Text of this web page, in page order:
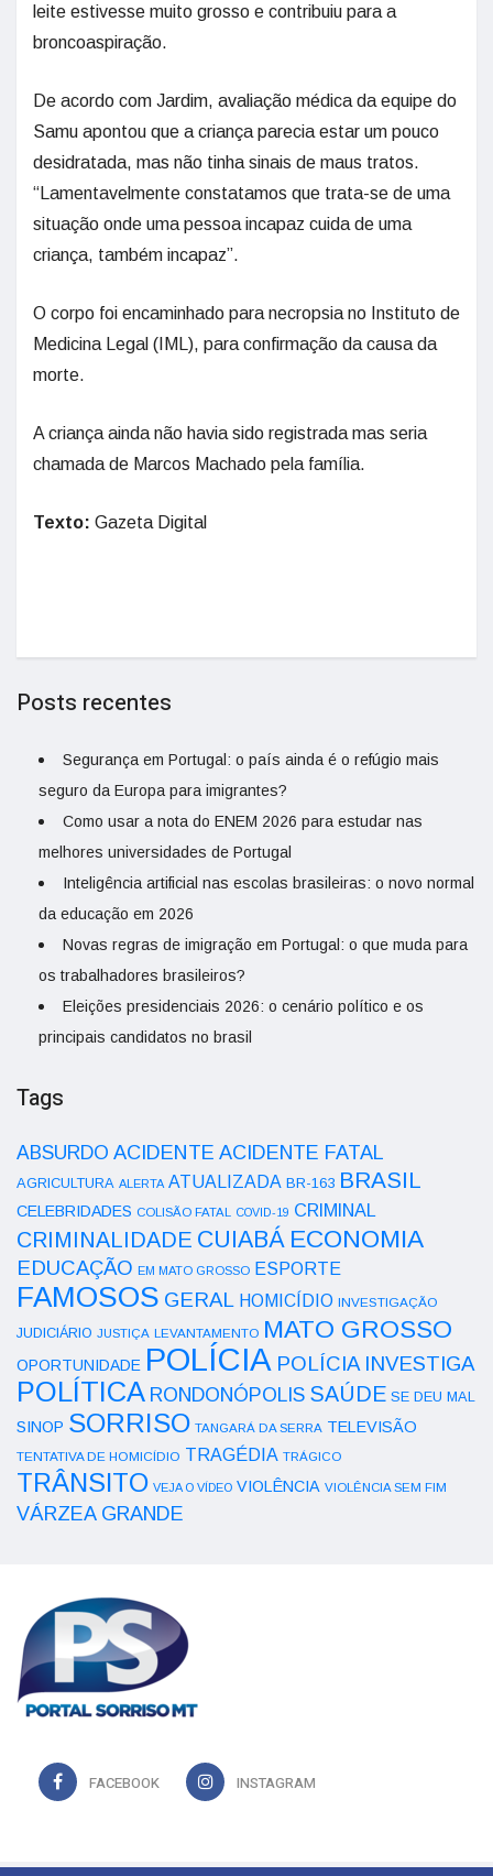
leite estivesse muito grosso e contribuiu para a
broncoaspiração.
De acordo com Jardim, avaliação médica da equipe do
Samu apontou que a criança parecia estar um pouco
desidratada, mas não tinha sinais de maus tratos.
“Lamentavelmente constatamos que trata-se de uma
situação onde uma pessoa incapaz cuida de uma
criança, também incapaz”.
O corpo foi encaminhado para necropsia no Instituto de
Medicina Legal (IML), para confirmação da causa da
morte.
A criança ainda não havia sido registrada mas seria
chamada de Marcos Machado pela família.
Texto: Gazeta Digital
Posts recentes
Segurança em Portugal: o país ainda é o refúgio mais
seguro da Europa para imigrantes?
Como usar a nota do ENEM 2026 para estudar nas
melhores universidades de Portugal
Inteligência artificial nas escolas brasileiras: o novo normal
da educação em 2026
Novas regras de imigração em Portugal: o que muda para
os trabalhadores brasileiros?
Eleições presidenciais 2026: o cenário político e os
principais candidatos no brasil
Tags
ABSURDO ACIDENTE ACIDENTE FATAL
AGRICULTURA ALERTA ATUALIZADA BR-163 BRASIL
CELEBRIDADES COLISÃO FATAL COVID-19 CRIMINAL
CRIMINALIDADE CUIABÁ ECONOMIA
EDUCAÇÃO EM MATO GROSSO ESPORTE
FAMOSOS GERAL HOMICÍDIO INVESTIGAÇÃO
JUDICIÁRIO JUSTIÇA LEVANTAMENTO MATO GROSSO
OPORTUNIDADE POLÍCIA POLÍCIA INVESTIGA
POLÍTICA RONDONÓPOLIS SAÚDE SE DEU MAL
SINOP SORRISO TANGARÁ DA SERRA TELEVISÃO
TENTATIVA DE HOMICÍDIO TRAGÉDIA TRÁGICO
TRÂNSITO VEJA O VÍDEO VIOLÊNCIA VIOLÊNCIA SEM FIM
VÁRZEA GRANDE
FACEBOOK INSTAGRAM